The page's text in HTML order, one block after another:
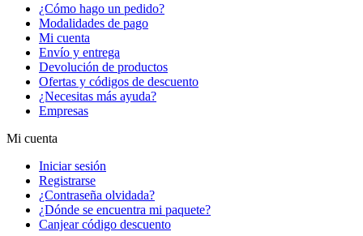
¿Cómo hago un pedido?
Modalidades de pago
Mi cuenta
Envío y entrega
Devolución de productos
Ofertas y códigos de descuento
¿Necesitas más ayuda?
Empresas
Mi cuenta
Iniciar sesión
Registrarse
¿Contraseña olvidada?
¿Dónde se encuentra mi paquete?
Canjear código descuento